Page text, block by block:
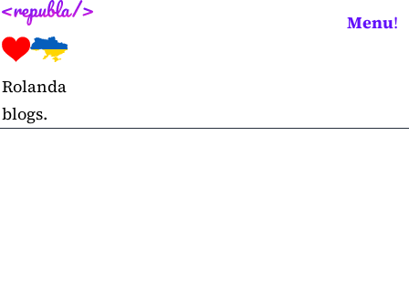
Skip
to
content
Rolanda
blogs.
Menu!